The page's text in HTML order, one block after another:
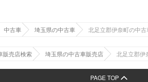
中古車 埼玉県の中古車 北足立郡伊奈町の中
販売店検索 埼玉県の中古車販売店 北足立郡伊
PAGE TOP